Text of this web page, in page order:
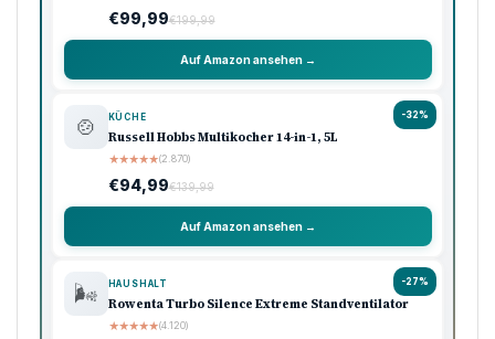
€99,99€199,99
Auf Amazon ansehen →
-32%
🍲 KÜCHE
Russell Hobbs Multikocher 14-in-1, 5L
★★★★★(2.870)
€94,99€139,99
Auf Amazon ansehen →
-27%
🌬️ HAUSHALT
Rowenta Turbo Silence Extreme Standventilator
★★★★★(4.120)